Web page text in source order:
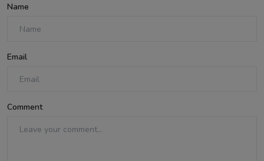
Name
Email
Comment